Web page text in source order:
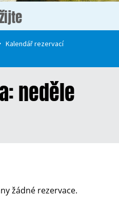
Kalendář rezervací
neděle
žádné rezervace.